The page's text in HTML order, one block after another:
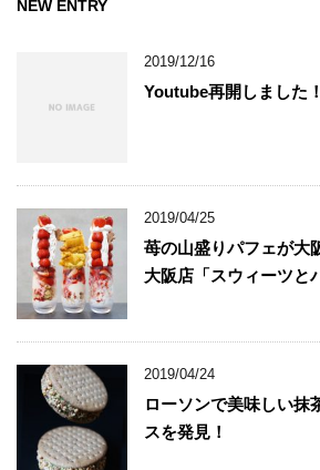
NEW ENTRY
2019/12/16
Youtube再開しました！
2019/04/25
苺の山盛りパフェが大
大阪店「スウィーツと
2019/04/24
ローソンで美味しい抹
スを発見！